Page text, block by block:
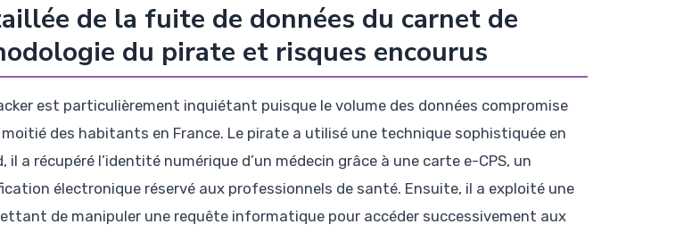
de la fuite de données du carnet de
du pirate et risques encourus
est particulièrement inquiétant puisque le volume des données compromise
des habitants en France. Le pirate a utilisé une technique sophistiquée en
il a récupéré l’identité numérique d’un médecin grâce à une carte e-CPS, un
électronique réservé aux professionnels de santé. Ensuite, il a exploité une
de manipuler une requête informatique pour accéder successivement aux